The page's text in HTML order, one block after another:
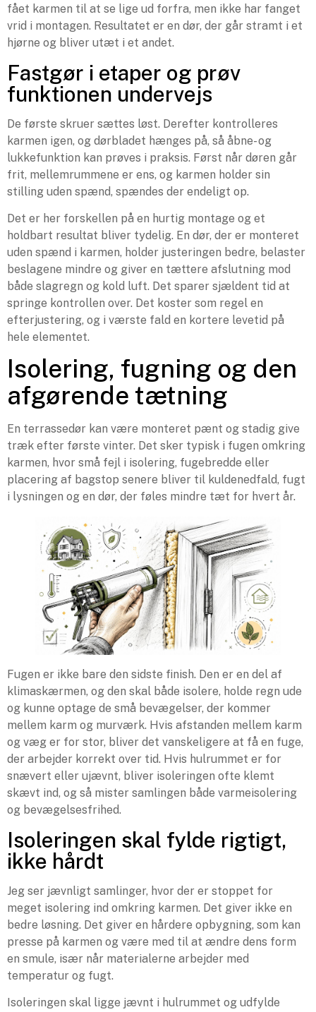
fået karmen til at se lige ud forfra, men ikke har fanget
vrid i montagen. Resultatet er en dør, der går stramt i et
hjørne og bliver utæt i et andet.
Fastgør i etaper og prøv
funktionen undervejs
De første skruer sættes løst. Derefter kontrolleres
karmen igen, og dørbladet hænges på, så åbne- og
lukkefunktion kan prøves i praksis. Først når døren går
frit, mellemrummene er ens, og karmen holder sin
stilling uden spænd, spændes der endeligt op.
Det er her forskellen på en hurtig montage og et
holdbart resultat bliver tydelig. En dør, der er monteret
uden spænd i karmen, holder justeringen bedre, belaster
beslagene mindre og giver en tættere afslutning mod
både slagregn og kold luft. Det sparer sjældent tid at
springe kontrollen over. Det koster som regel en
efterjustering, og i værste fald en kortere levetid på
hele elementet.
Isolering, fugning og den
afgørende tætning
En terrassedør kan være monteret pænt og stadig give
træk efter første vinter. Det sker typisk i fugen omkring
karmen, hvor små fejl i isolering, fugebredde eller
placering af bagstop senere bliver til kuldenedfald, fugt
i lysningen og en dør, der føles mindre tæt for hvert år.
Fugen er ikke bare den sidste finish. Den er en del af
klimaskærmen, og den skal både isolere, holde regn ude
og kunne optage de små bevægelser, der kommer
mellem karm og murværk. Hvis afstanden mellem karm
og væg er for stor, bliver det vanskeligere at få en fuge,
der arbejder korrekt over tid. Hvis hulrummet er for
snævert eller ujævnt, bliver isoleringen ofte klemt
skævt ind, og så mister samlingen både varmeisolering
og bevægelsesfrihed.
Isoleringen skal fylde rigtigt,
ikke hårdt
Jeg ser jævnligt samlinger, hvor der er stoppet for
meget isolering ind omkring karmen. Det giver ikke en
bedre løsning. Det giver en hårdere opbygning, som kan
presse på karmen og være med til at ændre dens form
en smule, især når materialerne arbejder med
temperatur og fugt.
Isoleringen skal ligge jævnt i hulrummet og udfylde